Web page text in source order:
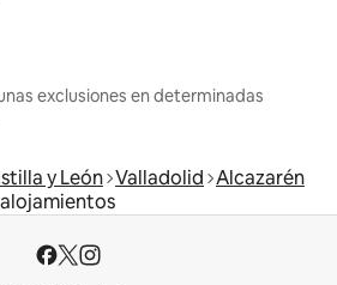
exclusiones en determinadas
y León Valladolid Alcazarén